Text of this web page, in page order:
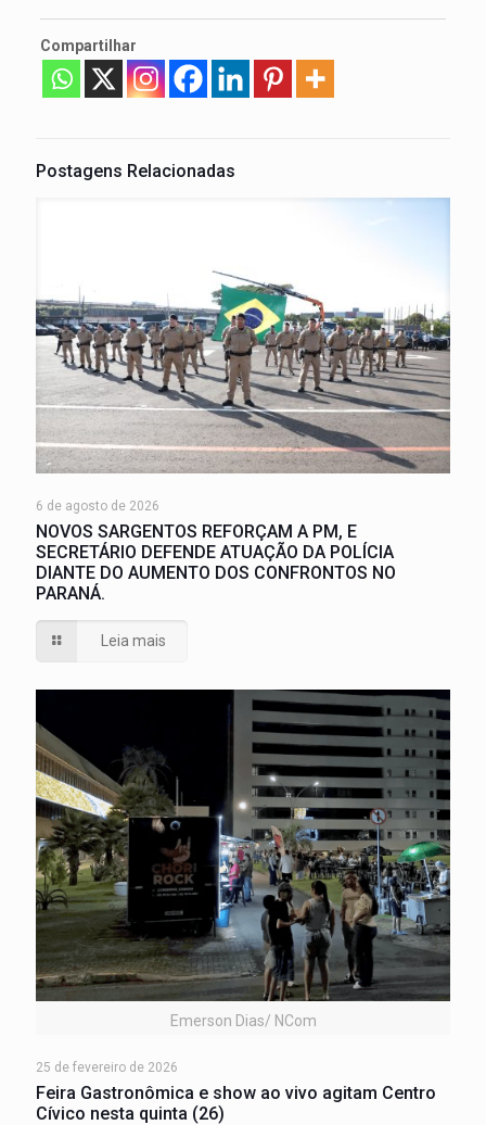
Compartilhar
Postagens Relacionadas
6 de agosto de 2026
NOVOS SARGENTOS REFORÇAM A PM, E
SECRETÁRIO DEFENDE ATUAÇÃO DA POLÍCIA
DIANTE DO AUMENTO DOS CONFRONTOS NO
PARANÁ.
Leia mais
Emerson Dias/ NCom
25 de fevereiro de 2026
Feira Gastronômica e show ao vivo agitam Centro
Cívico nesta quinta (26)